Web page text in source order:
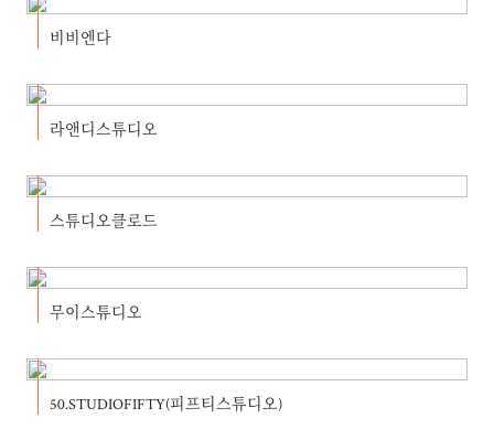
비비엔다
라앤디스튜디오
스튜디오클로드
무이스튜디오
50.STUDIOFIFTY(피프티스튜디오)